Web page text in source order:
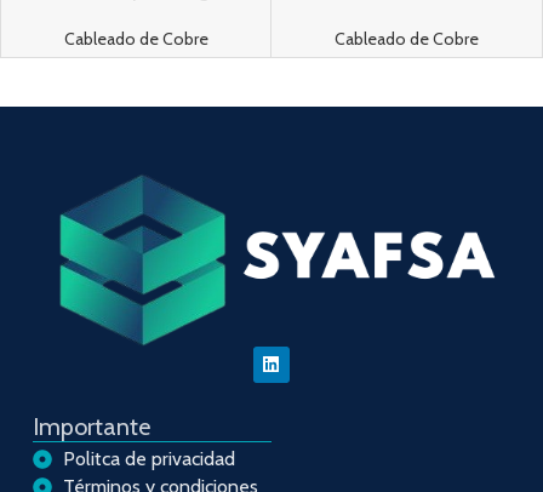
Mini-Com, Color Blanco
Cableado de Cobre
Cableado de Cobre
Importante
Politca de privacidad
Términos y condiciones